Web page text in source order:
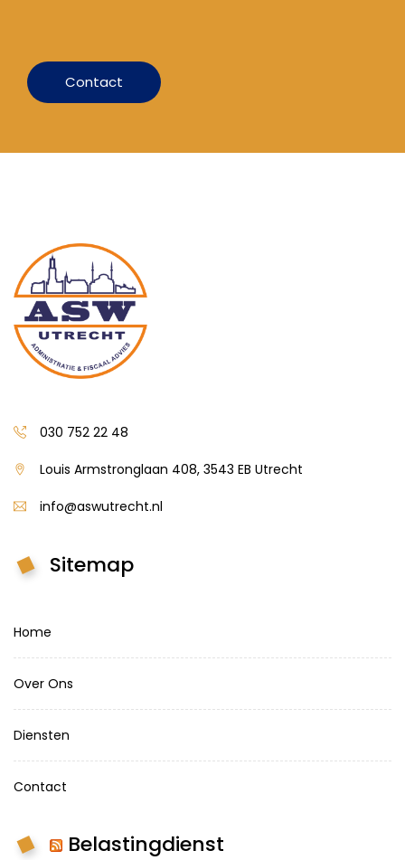
Contact
030 752 22 48
Louis Armstronglaan 408, 3543 EB Utrecht
info@aswutrecht.nl
Sitemap
Home
Over Ons
Diensten
Contact
Belastingdienst